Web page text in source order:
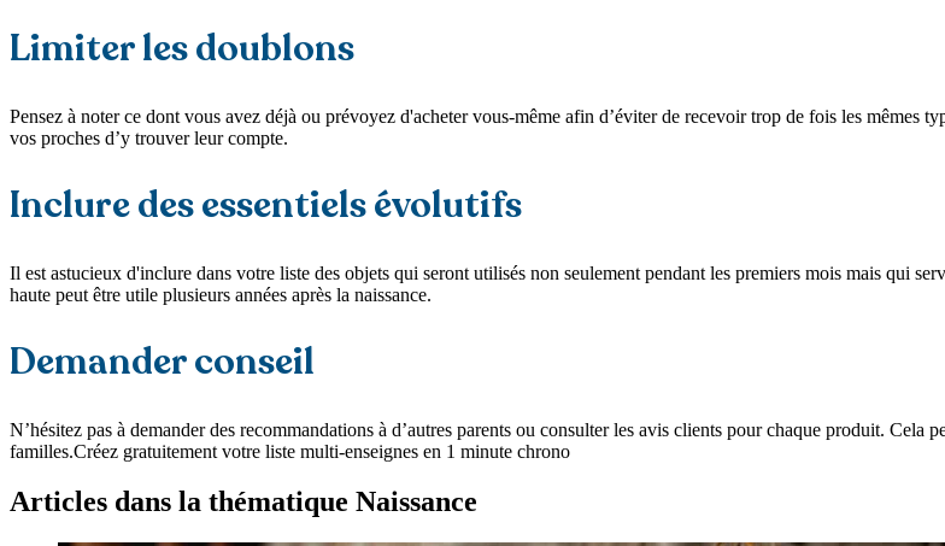
Limiter les doublons
Pensez à noter ce dont vous avez déjà ou prévoyez d'acheter vous-même afin d’éviter de recevoir trop de fois les mêmes
vos proches d’y trouver leur compte.
Inclure des essentiels évolutifs
Il est astucieux d'inclure dans votre liste des objets qui seront utilisés non seulement pendant les premiers mois mais qui
haute peut être utile plusieurs années après la naissance.
Demander conseil
N’hésitez pas à demander des recommandations à d’autres parents ou consulter les avis clients pour chaque produit.
familles.Créez gratuitement votre liste multi-enseignes en 1 minute chrono
Articles dans la thématique Naissance